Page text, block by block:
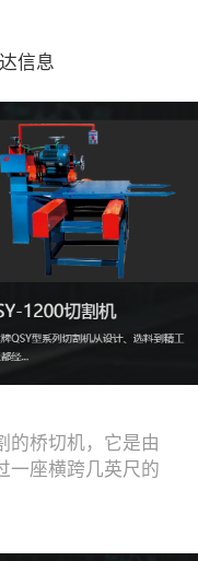
与上下板分开，便
，高效。5、19”显示
，按钮、遥杆集成面
，操作快速、简便。
切（含输送板材平
）信息
的桥切机，它是由
一座横跨几英尺的
材和工业砖石的
业砖石的机器，具